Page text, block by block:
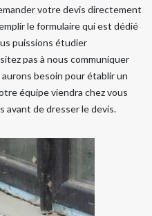
votre devis directement
le formulaire qui est dédié
puissions étudier
pas à nous communiquer
besoin pour établir un
équipe viendra chez vous
avant de dresser le devis.